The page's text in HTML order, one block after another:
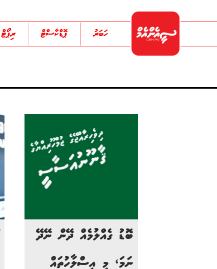
ހަބަރު ޕޮޑްކާސްޓް ރިޕޯޓް
ބޮޑު ގެއްލުމެއް ދޭން ނޭދޭ
ނަމަ، މި އިސްލާހުތައް